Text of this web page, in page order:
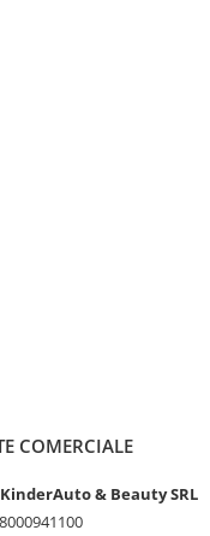
COMERCIALE
KinderAuto & Beauty SRL